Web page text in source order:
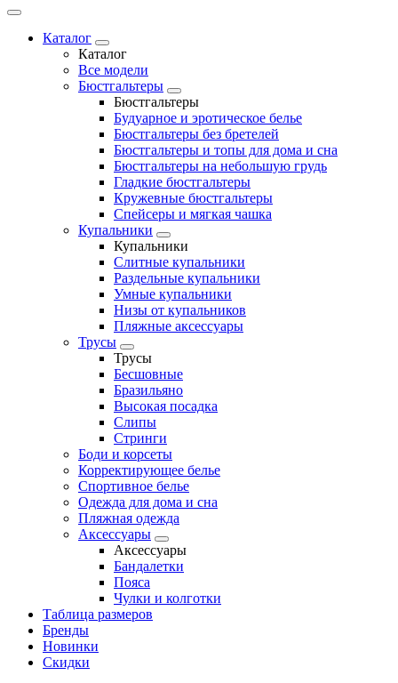
Каталог
Каталог
Все модели
Бюстгальтеры
Бюстгальтеры
Будуарное и эротическое белье
Бюстгальтеры без бретелей
Бюстгальтеры и топы для дома и сна
Бюстгальтеры на небольшую грудь
Гладкие бюстгальтеры
Кружевные бюстгальтеры
Спейсеры и мягкая чашка
Купальники
Купальники
Слитные купальники
Раздельные купальники
Умные купальники
Низы от купальников
Пляжные аксессуары
Трусы
Трусы
Бесшовные
Бразильяно
Высокая посадка
Слипы
Стринги
Боди и корсеты
Корректирующее белье
Спортивное белье
Одежда для дома и сна
Пляжная одежда
Аксессуары
Аксессуары
Бандалетки
Пояса
Чулки и колготки
Таблица размеров
Бренды
Новинки
Скидки